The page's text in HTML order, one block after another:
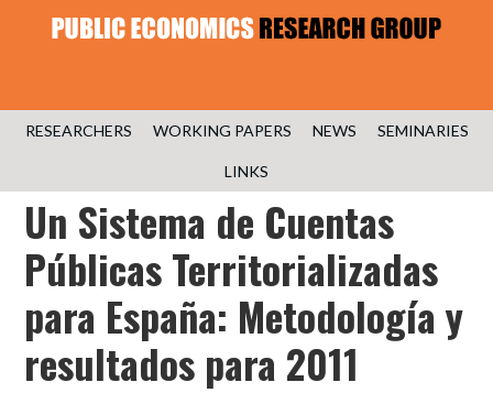
RESEARCHERS WORKING PAPERS NEWS SEMINARIES
LINKS
Un Sistema de Cuentas
Públicas Territorializadas
para España: Metodología y
resultados para 2011